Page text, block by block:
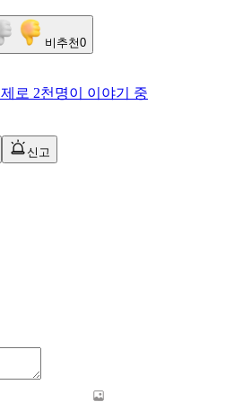
비추천0
로 2천명이 이야기 중
신고